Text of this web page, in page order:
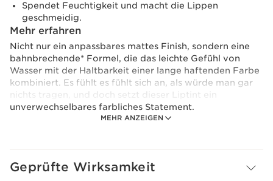
MEHR ANZEIGEN
Spendet Feuchtigkeit und macht die Lippen
geschmeidig.
Mehr erfahren
Nicht nur ein anpassbares mattes Finish, sondern eine
bahnbrechende* Formel, die das leichte Gefühl von
Wasser mit der Haltbarkeit einer lange haftenden Farbe
kombiniert. Es fühlt es fühlt sich an, als würde man gar
nichts tragen, und doch setzt dieser Liptint ein
unverwechselbares farbliches Statement.
individuell anpassbare Farbintensität, die unglaublich
Geprüfte Wirksamkeit